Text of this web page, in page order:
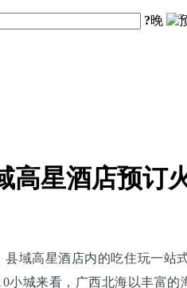
?晚
高星酒店预订
域高星酒店内的吃住玩一
小城来看，广西北海以丰富的